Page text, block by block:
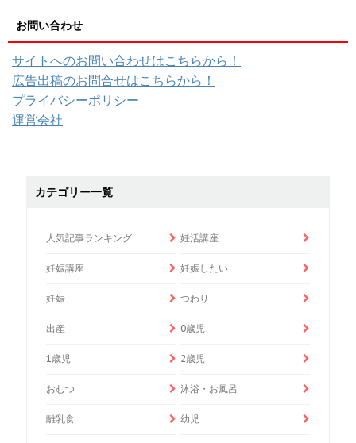
お問い合わせ
サイトへのお問い合わせはこちらから！
広告出稿のお問合せはこちらから！
プライバシーポリシー
運営会社
カテゴリー一覧
人気記事ランキング 妊活講座
妊娠講座 妊娠したい
妊娠 つわり
出産 0歳児
1歳児 2歳児
おむつ 沐浴・お風呂
離乳食 幼児